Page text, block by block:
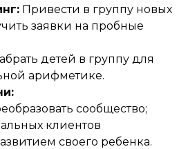
Привести в группу новых
заявки на пробные
детей в группу для
арифметике.
сообщество;
клиентов
своего ребенка.